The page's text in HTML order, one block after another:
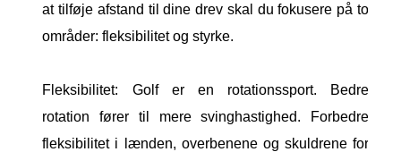
at tilføje afstand til dine drev skal du fokusere på to
områder: fleksibilitet og styrke.
Fleksibilitet: Golf er en rotationssport. Bedre
rotation fører til mere svinghastighed. Forbedre
fleksibilitet i lænden, overbenene og skuldrene for